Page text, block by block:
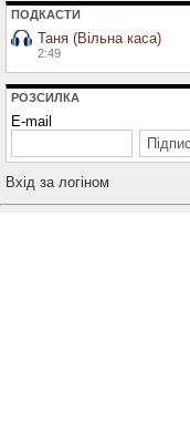
ПОДКАСТИ
Таня (Вільна каса)
2:49
РОЗСИЛКА
E-mail
Вхiд за логiном